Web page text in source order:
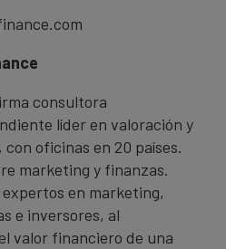
consultora
líder en valoración y
oficinas en 20 países.
marketing y finanzas.
en marketing,
e inversores, al
valor financiero de una